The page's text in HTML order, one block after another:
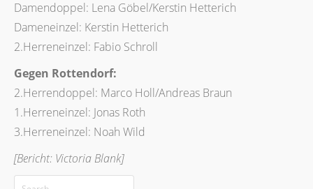
Damendoppel: Lena Göbel/Kerstin Hetterich
Dameneinzel: Kerstin Hetterich
2.Herreneinzel: Fabio Schroll
Gegen Rottendorf:
2.Herrendoppel: Marco Holl/Andreas Braun
1.Herreneinzel: Jonas Roth
3.Herreneinzel: Noah Wild
[Bericht: Victoria Blank]